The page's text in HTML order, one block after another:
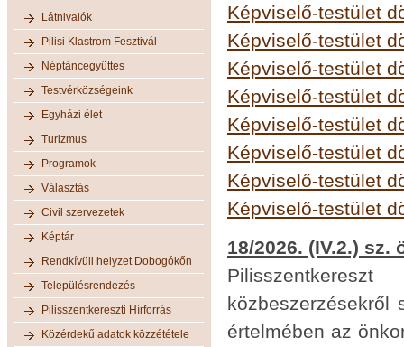
Látnivalók
Pilisi Klastrom Fesztivál
Néptáncegyüttes
Testvérközségeink
Egyházi élet
Turizmus
Programok
Választás
Civil szervezetek
Képtár
Rendkívüli helyzet Dobogókőn
Településrendezés
Pilisszentkereszti Hírforrás
Közérdekű adatok közzététele
Képviselő-testület
Képviselő-testület
Képviselő-testület
Képviselő-testület
Képviselő-testület
Képviselő-testület
Képviselő-testület
Képviselő-testület
18/2026. (IV.2.)
értelmében az